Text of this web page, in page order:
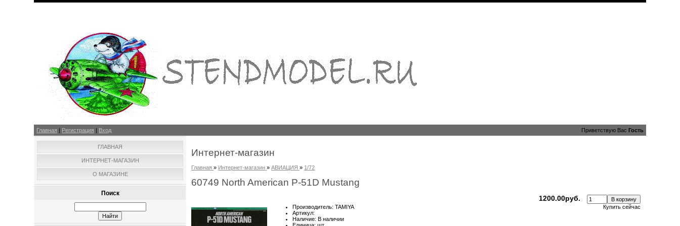
Главная | Регистрация | Вход Приветствую Вас Гость
ГЛАВНАЯ
ИНТЕРНЕТ-МАГАЗИН
О МАГАЗИНЕ
Поиск
Интернет-магазин
Главная » Интернет-магазин »АВИАЦИЯ » 1/72
60749 North American P-51D Mustang
1200.00руб.
Производитель: TAMIYA
Артикул:
Наличие: В наличии
Купить сейчас